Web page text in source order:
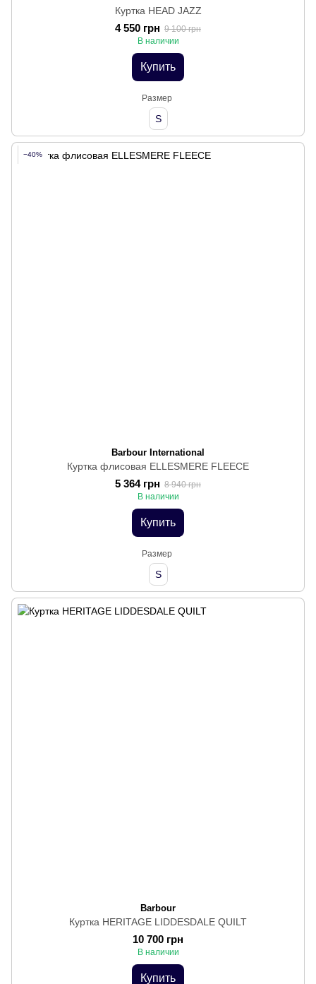
Куртка HEAD JAZZ
4 550 грн 9 100 грн
В наличии
Купить
Размер
S
−40%
Barbour International
Куртка флисовая ELLESMERE FLEECE
5 364 грн 8 940 грн
В наличии
Купить
Размер
S
Barbour
Куртка HERITAGE LIDDESDALE QUILT
10 700 грн
В наличии
Купить